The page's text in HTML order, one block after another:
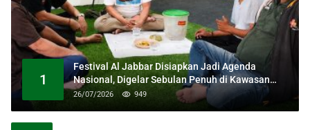
1
Festival Al Jabbar Disiapkan Jadi Agenda
Nasional, Digelar Sebulan Penuh di Kawasan
Masjid Raya Al Jabbar
26/07/2026 949